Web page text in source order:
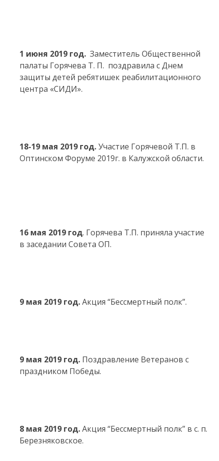
1 июня 2019 год. Заместитель Общественной
палаты Горячева Т. П. поздравила с Днем
защиты детей ребятишек реабилитационного
центра «СИДИ».
18-19 мая 2019 год.Участие Горячевой Т.П. в
Оптинском Форуме 2019г. в Калужской области.
16 мая 2019 год. Горячева Т.П. приняла участие
в заседании Совета ОП.
9 мая 2019 год.Акция “Бессмертный полк”.
9 мая 2019 год. Поздравление Ветеранов с
праздником Победы.
8 мая 2019 год.Акция “Бессмертный полк” в с. п.
Березняковское.